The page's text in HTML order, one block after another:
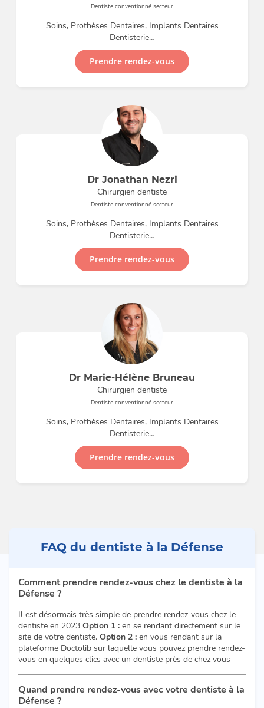
Dentiste conventionné secteur
Soins, Prothèses Dentaires, Implants Dentaires
Dentisterie…
Prendre rendez-vous
Dr Jonathan Nezri
Chirurgien dentiste
Dentiste conventionné secteur
Soins, Prothèses Dentaires, Implants Dentaires
Dentisterie…
Prendre rendez-vous
Dr Marie-Hélène Bruneau
Chirurgien dentiste
Dentiste conventionné secteur
Soins, Prothèses Dentaires, Implants Dentaires
Dentisterie…
Prendre rendez-vous
FAQ du dentiste à la Défense
Comment prendre rendez-vous chez le dentiste à la
Défense ?
Il est désormais très simple de prendre rendez-vous chez le
dentiste en 2023 Option 1 : en se rendant directement sur le
site de votre dentiste. Option 2 : en vous rendant sur la
plateforme Doctolib sur laquelle vous pouvez prendre rendez-
vous en quelques clics avec un dentiste près de chez vous
Quand prendre rendez-vous avec votre dentiste à la
Défense ?